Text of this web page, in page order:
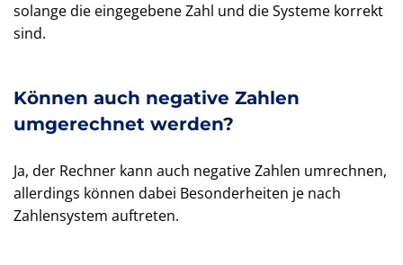
solange die eingegebene Zahl und die Systeme korrekt
sind.
Können auch negative Zahlen
umgerechnet werden?
Ja, der Rechner kann auch negative Zahlen umrechnen,
allerdings können dabei Besonderheiten je nach
Zahlensystem auftreten.